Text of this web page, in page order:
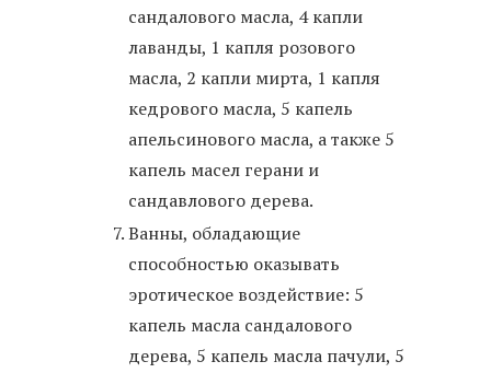
сандалового масла, 4 капли
лаванды, 1 капля розового
масла, 2 капли мирта, 1 капля
кедрового масла, 5 капель
апельсинового масла, а также 5
капель масел герани и
сандавлового дерева.
Ванны, обладающие
способностью оказывать
эротическое воздействие: 5
капель масла сандалового
дерева, 5 капель масла пачули, 5